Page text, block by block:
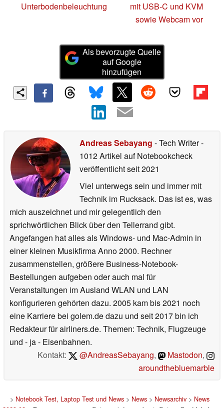
Unterbodenbeleuchtung
mit USB-C und KVM
sowie Webcam vor
Als bevorzugte Quelle
auf Google
hinzufügen
Andreas Sebayang - Tech Writer-
1012 Artikel auf Notebookcheck
veröffentlichtseit 2021
Viel unterwegs sein und immer mit
Technik im Rucksack. Das ist es, was
mich auszeichnet und mir gelegentlich den
sprichwörtlichen Blick über den Tellerrand gibt.
Angefangen hat alles als Windows- und Mac-Admin in
einer kleinen Musikfirma Anno 2000. Rechner
zusammenstellen, größere Business-Notebook-
Bestellungen aufgeben oder auch mal für
Veranstaltungen im Ausland WLAN und LAN
konfigurieren gehörten dazu. 2005 kam bis 2021 noch
eine Karriere bei golem.de dazu und seit 2017 bin ich
Redakteur für airliners.de. Themen: Technik, Flugzeuge
und - ja - Eisenbahnen.
Kontakt:
@AndreasSebayang, Mastodon,
aroundthebluemarble
> Notebook Test, Laptop Test und News> News> Newsarchiv> News